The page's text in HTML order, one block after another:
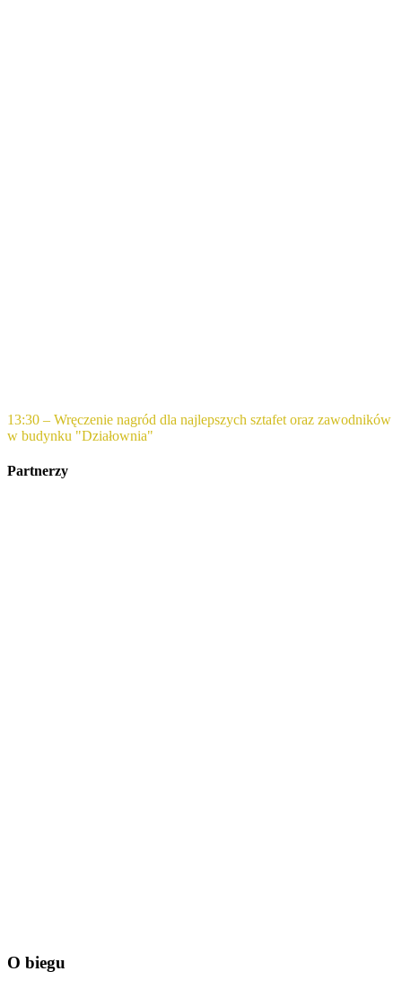
13:30 – Wręczenie nagród dla najlepszych sztafet oraz zawodników
w budynku "Działownia"
Partnerzy
O biegu